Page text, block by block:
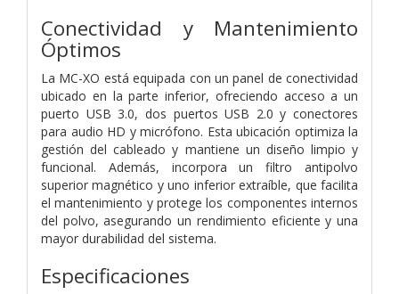
Conectividad y Mantenimiento
Óptimos
La MC-XO está equipada con un panel de conectividad
ubicado en la parte inferior, ofreciendo acceso a un
puerto USB 3.0, dos puertos USB 2.0 y conectores
para audio HD y micrófono. Esta ubicación optimiza la
gestión del cableado y mantiene un diseño limpio y
funcional. Además, incorpora un filtro antipolvo
superior magnético y uno inferior extraíble, que facilita
el mantenimiento y protege los componentes internos
del polvo, asegurando un rendimiento eficiente y una
mayor durabilidad del sistema.
Especificaciones